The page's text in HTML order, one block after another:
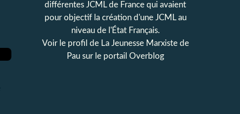
différentes JCML de France qui avaient
pour objectif la création d'une JCML au
niveau de l'État Français.
Voir le profil de La Jeunesse Marxiste de
Pausur le portail Overblog